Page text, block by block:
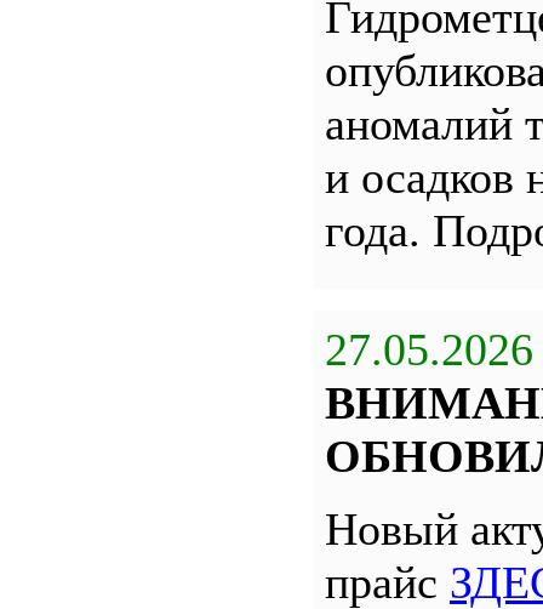
аномалий
и осадков
года.
27.05.2026
Новый
прайс